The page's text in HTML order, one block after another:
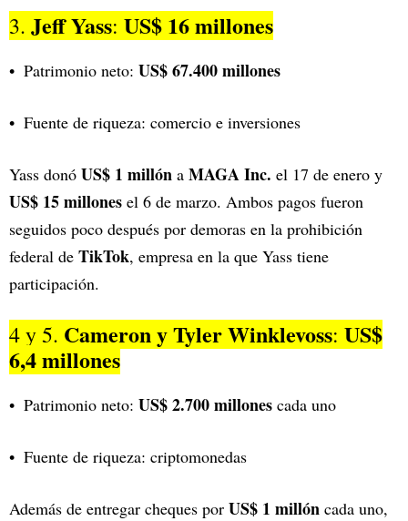
3. Jeff Yass: US$ 16 millones
Patrimonio neto: US$ 67.400 millones
Fuente de riqueza: comercio e inversiones
Yass donó US$ 1 millón a MAGA Inc. el 17 de enero y
US$ 15 millones el 6 de marzo. Ambos pagos fueron
seguidos poco después por demoras en la prohibición
federal de TikTok, empresa en la que Yass tiene
participación.
4 y 5. Cameron y Tyler Winklevoss: US$
6,4 millones
Patrimonio neto: US$ 2.700 millones cada uno
Fuente de riqueza: criptomonedas
Además de entregar cheques por US$ 1 millón cada uno,